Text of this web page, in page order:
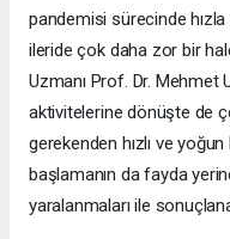
pandemisi sürecinde hızla
ileride çok daha zor bir
Uzmanı Prof. Dr. Mehmet
aktivitelerine dönüşte de
gerekenden hızlı ve
başlamanın da fayda
yaralanmaları ile